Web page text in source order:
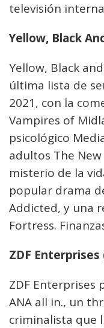
televisión
Yellow, Black
Yellow, Black
última lista de
2021, con la
Vampires of
psicológico
adultos The New
misterio de la
popular drama
Addicted, y una
Fortress.
ZDF Enterprises
ZDF Enterprises
ANA all in., un
criminalista que